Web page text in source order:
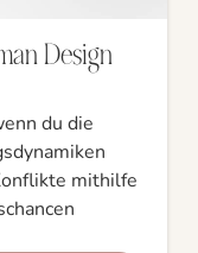
Design
du die
mithilfe